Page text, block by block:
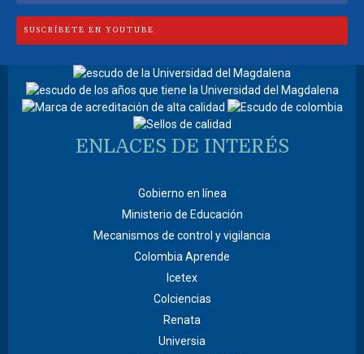
SUSCRÍBETE EN YOUTUBE
ENLACES DE INTERÉS
Gobierno en línea
Ministerio de Educación
Mecanismos de control y vigilancia
Colombia Aprende
Icetex
Colciencias
Renata
Universia